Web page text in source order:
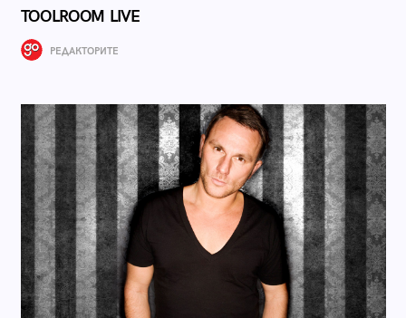
TOOLROOM LIVE
РЕДАКТОРИТЕ